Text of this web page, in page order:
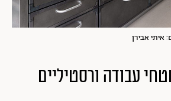
עבודה ורסטיליים